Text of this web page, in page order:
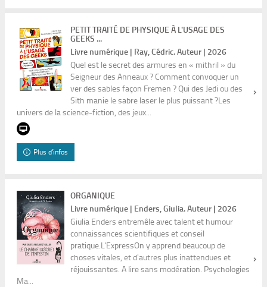
PETIT TRAITÉ DE PHYSIQUE À L'USAGE DES
GEEKS ...
Livre numérique | Ray, Cédric. Auteur | 2026
Quel est le secret des armures en « mithril » du
Seigneur des Anneaux ? Comment convoquer un
ver des sables façon Fremen ? Qui des Jedi ou des
Sith manie le sabre laser le plus puissant ?Les
univers de la science-fiction, des jeux...
Plus d'infos
ORGANIQUE
Livre numérique | Enders, Giulia. Auteur | 2026
Giulia Enders entremêle avec talent et humour
connaissances scientifiques et conseil
pratique.L'ExpressOn y apprend beaucoup de
choses vitales, et d'autres plus inattendues et
réjouissantes. A lire sans modération. Psychologies
Ma...